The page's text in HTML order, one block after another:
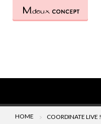
HOME COORDINATE LIVE !